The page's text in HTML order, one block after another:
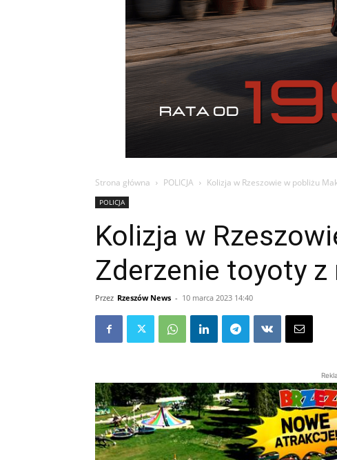
Strona główna POLICJA Kolizja w Rzeszowie w pobliżu
POLICJA
Kolizja w
Zderzenie toyoty
Przez Rzeszów News - 10 marca 2023 14:40